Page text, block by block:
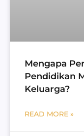
Mengapa
Pendidikan
Keluarga?
READ MORE »